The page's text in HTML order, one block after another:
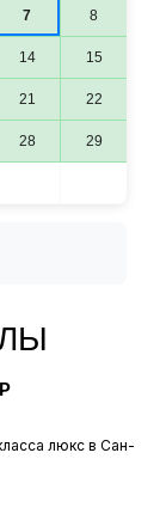
7 8
14 15
21 22
28 29
люкс в Сан-